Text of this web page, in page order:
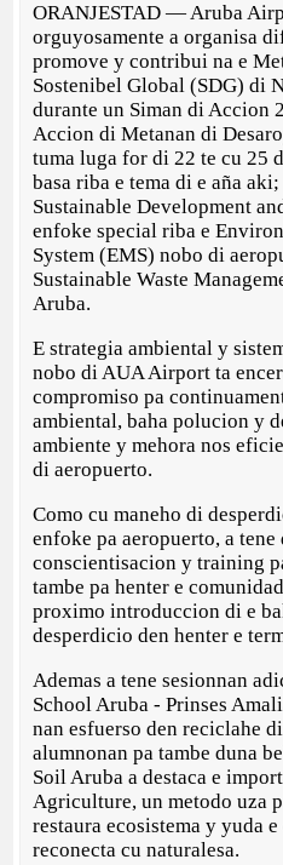
ORANJESTAD — Aruba
orguyosamente a organisa
promove y contribui na e
Sostenibel Global (SDG) di
durante un Siman di Accion
Accion di Metanan di
tuma luga for di 22 te cu 25
basa riba e tema di e aña
Sustainable Development
enfoke special riba e
System (EMS) nobo di
Sustainable Waste
Aruba.
E strategia ambiental y
nobo di AUA Airport ta
compromiso pa
ambiental, baha polucion y
ambiente y mehora nos
di aeropuerto.
Como cu maneho di
enfoke pa aeropuerto, a
conscientisacion y training
tambe pa henter e
proximo introduccion di e
desperdicio den henter e
Ademas a tene sesionnan
School Aruba - Prinses
nan esfuerso den reciclahe
alumnonan pa tambe duna
Soil Aruba a destaca e
Agriculture, un metodo uza
restaura ecosistema y yuda
reconecta cu naturalesa.